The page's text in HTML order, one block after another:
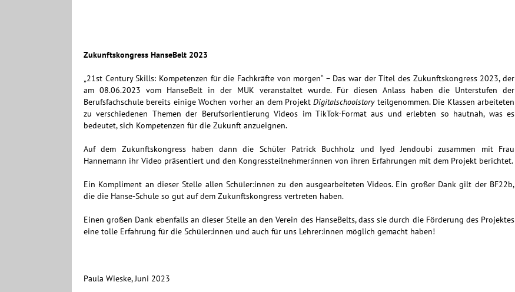
Zukunftskongress HanseBelt 2023
„21st Century Skills: Kompetenzen für die Fachkräfte von morgen“ – Das war der Titel des Zukunftskongress 2023, der
am 08.06.2023 vom HanseBelt in der MUK veranstaltet wurde. Für diesen Anlass haben die Unterstufen der
Berufsfachschule bereits einige Wochen vorher an dem ProjektDigitalschoolstory teilgenommen. Die Klassen arbeiteten
zu verschiedenen Themen der Berufsorientierung Videos im TikTok-Format aus und erlebten so hautnah, was es
bedeutet, sich Kompetenzen für die Zukunft anzueignen.
Auf dem Zukunftskongress haben dann die Schüler Patrick Buchholz und Iyed Jendoubi zusammen mit Frau
Hannemann ihr Video präsentiert und den Kongressteilnehmer:innen von ihren Erfahrungen mit dem Projekt berichtet.
Ein Kompliment an dieser Stelle allen Schüler:innen zu den ausgearbeiteten Videos. Ein großer Dank gilt der BF22b,
die die Hanse-Schule so gut auf dem Zukunftskongress vertreten haben.
Einen großen Dank ebenfalls an dieser Stelle an den Verein des HanseBelts, dass sie durch die Förderung des Projektes
eine tolle Erfahrung für die Schüler:innen und auch für uns Lehrer:innen möglich gemacht haben!
Paula Wieske, Juni 2023